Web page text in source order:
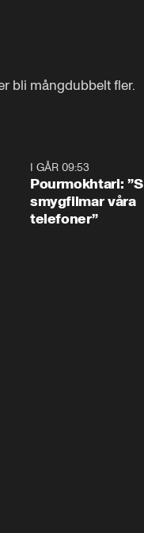
bli mångdubbelt fler.
I GÅR 09:53
Pourmokhtari: ”S
smygfilmar våra
telefoner”